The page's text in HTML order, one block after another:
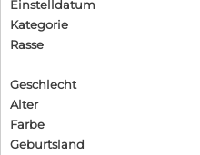
Einstelldatum
Kategorie
Rasse
Geschlecht
Alter
Farbe
Geburtsland